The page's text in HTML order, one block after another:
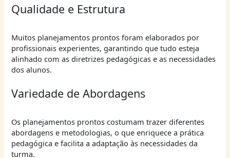
Qualidade e Estrutura
Muitos planejamentos prontos foram elaborados por
profissionais experientes, garantindo que tudo esteja
alinhado com as diretrizes pedagógicas e as necessidades
dos alunos.
Variedade de Abordagens
Os planejamentos prontos costumam trazer diferentes
abordagens e metodologias, o que enriquece a prática
pedagógica e facilita a adaptação às necessidades da
turma.